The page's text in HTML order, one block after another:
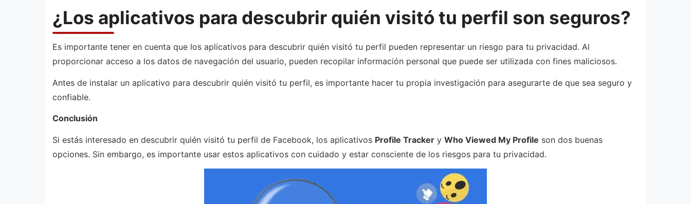
¿Los aplicativos para descubrir quién visitó tu perfil son seguros?
Es importante tener en cuenta que los aplicativos para descubrir quién visitó tu perfil pueden representar un riesgo para tu privacidad. Al
proporcionar acceso a los datos de navegación del usuario, pueden recopilar información personal que puede ser utilizada con fines maliciosos.
Antes de instalar un aplicativo para descubrir quién visitó tu perfil, es importante hacer tu propia investigación para asegurarte de que sea seguro y
confiable.
Conclusión
Si estás interesado en descubrir quién visitó tu perfil de Facebook, los aplicativos Profile Tracker y Who Viewed My Profile son dos buenas
opciones. Sin embargo, es importante usar estos aplicativos con cuidado y estar consciente de los riesgos para tu privacidad.